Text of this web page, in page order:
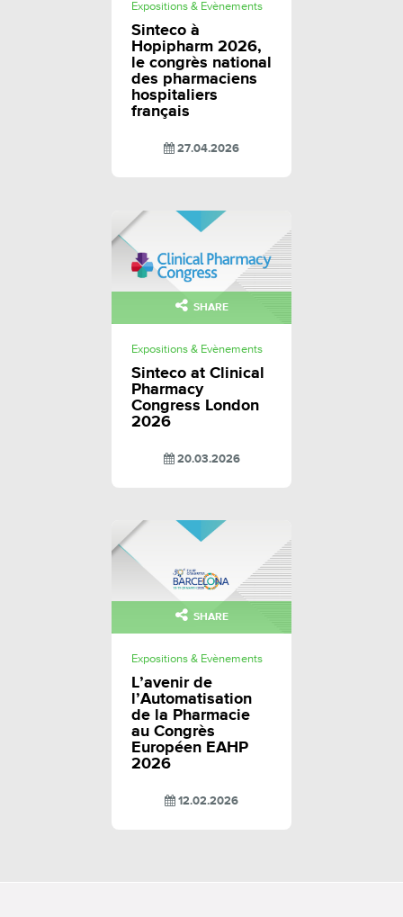
Expositions & Evènements
Sinteco à
Hopipharm 2026,
le congrès national
des pharmaciens
hospitaliers
français
27.04.2026
SHARE
Expositions & Evènements
Sinteco at Clinical
Pharmacy
Congress London
2026
20.03.2026
SHARE
Expositions & Evènements
L’avenir de
l’Automatisation
de la Pharmacie
au Congrès
Européen EAHP
2026
12.02.2026